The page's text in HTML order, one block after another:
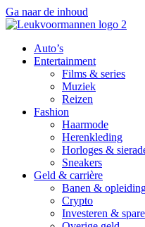
Ga naar de inhoud
Auto’s
Entertainment
Films & series
Muziek
Reizen
Fashion
Haarmode
Herenkleding
Horloges &
Sneakers
Geld & carrière
Banen &
Crypto
Investeren &